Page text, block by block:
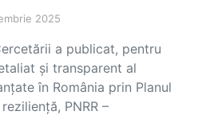
2025
a publicat, pentru
și transparent al
în România prin Planul
PNRR –